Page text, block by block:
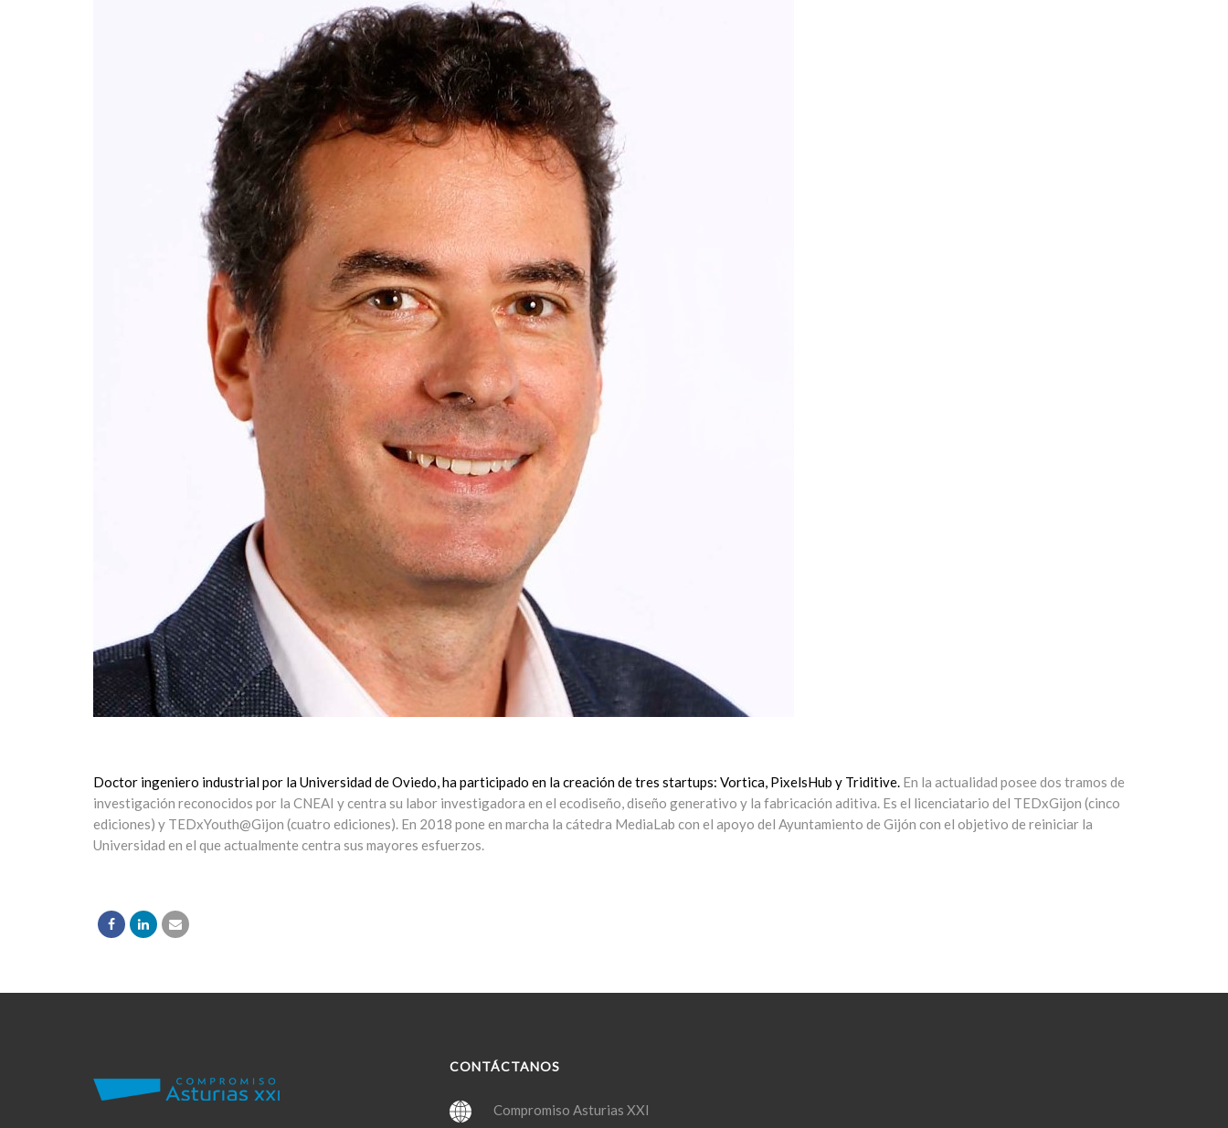
Doctor ingeniero industrial por la Universidad de Oviedo, ha participado en la creación de tres startups: Vortica, PixelsHub y Triditive. En la actualidad posee dos tramos de
investigación reconocidos por la CNEAI y centra su labor investigadora en el ecodiseño, diseño generativo y la fabricación aditiva. Es el licenciatario del TEDxGijon (cinco
ediciones) y TEDxYouth@Gijon (cuatro ediciones). En 2018 pone en marcha la cátedra MediaLab con el apoyo del Ayuntamiento de Gijón con el objetivo de reiniciar la
Universidad en el que actualmente centra sus mayores esfuerzos.
CONTÁCTANOS
Compromiso Asturias XXI